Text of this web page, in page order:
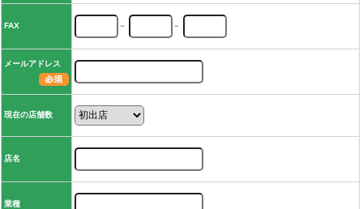
FAX － －
メールアドレス
現在の店舗数
店名
業種